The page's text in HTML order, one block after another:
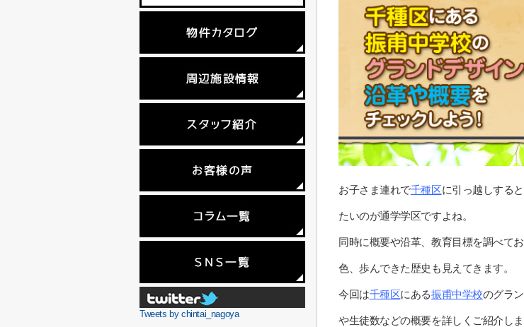
お子さま連れで千種区に引っ越しする
たいのが通学学区ですよね。
同時に概要や沿革、教育目標を調べて
色、歩んできた歴史も見えてきます。
今回は千種区にある振甫中学校のグラ
や生徒数などの概要を詳しくご紹介しま
Tweets by chintai_nagoya